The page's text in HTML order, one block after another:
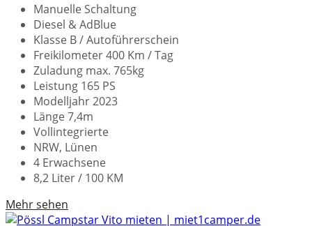
Manuelle Schaltung
Diesel & AdBlue
Klasse B / Autoführerschein
Freikilometer 400 Km / Tag
Zuladung max. 765kg
Leistung 165 PS
Modelljahr 2023
Länge 7,4m
Vollintegrierte
NRW, Lünen
4 Erwachsene
8,2 Liter / 100 KM
Mehr sehen